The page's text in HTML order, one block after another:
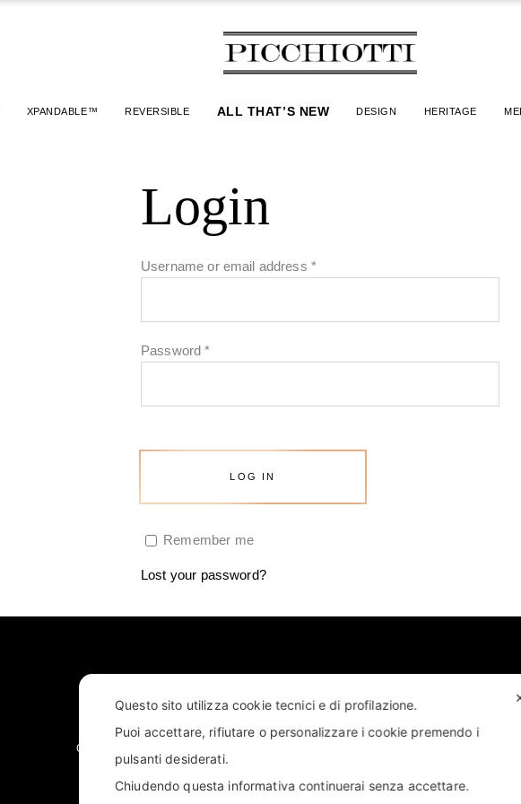
XPANDABLE™ REVERSIBLE ALL THAT’S NEW DESIGN HERITAGE
Login
Username or email address *
Password*
Remember me
LOG IN
Lost your password?
CONTACT US
Questo sito utilizza cookie tecnici e di profilazione.
Puoi accettare, rifiutare o personalizzare i cookie premendo i
pulsanti desiderati.
Chiudendo questa informativa continuerai senza accettare.